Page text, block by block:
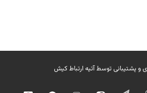
و پشتیبانی توسطآتیه ارتباط کیش